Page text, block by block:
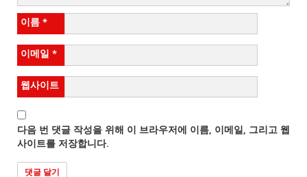
이름*
이메일 *
웹사이트
다음 번 댓글 작성을 위해 이 브라우저에 이름, 이메일, 그리고 웹
사이트를 저장합니다.